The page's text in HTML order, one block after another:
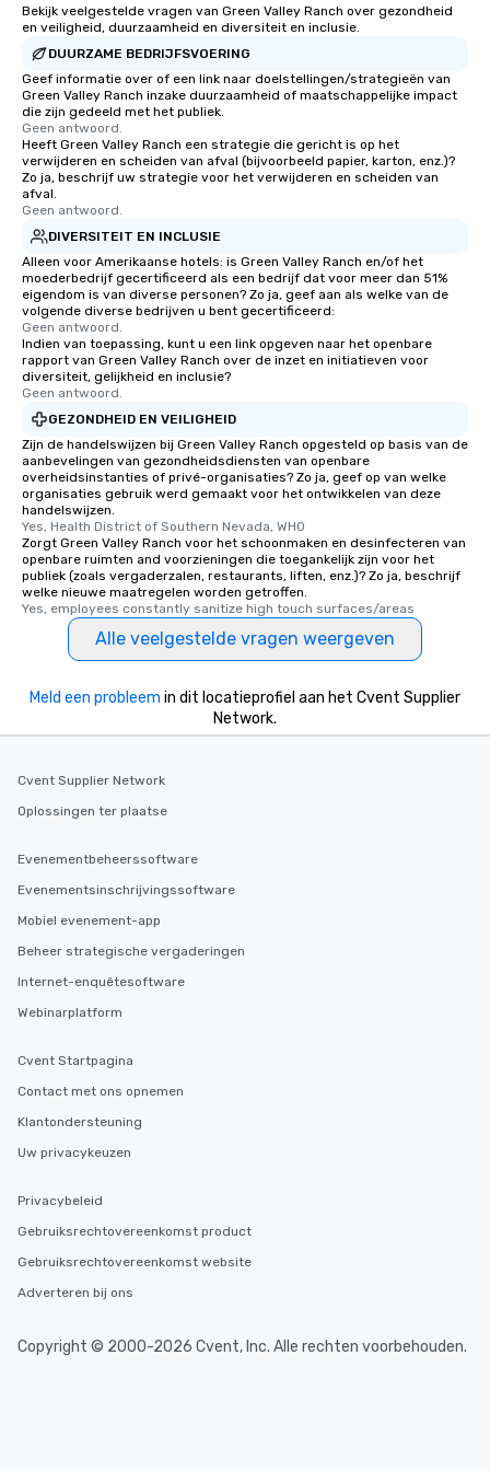
Bekijk veelgestelde vragen van Green Valley Ranch over gezondheid
en veiligheid, duurzaamheid en diversiteit en inclusie.
DUURZAME BEDRIJFSVOERING
Geef informatie over of een link naar doelstellingen/strategieën van
Green Valley Ranch inzake duurzaamheid of maatschappelijke impact
die zijn gedeeld met het publiek.
Geen antwoord.
Heeft Green Valley Ranch een strategie die gericht is op het
verwijderen en scheiden van afval (bijvoorbeeld papier, karton, enz.)?
Zo ja, beschrijf uw strategie voor het verwijderen en scheiden van
afval.
Geen antwoord.
DIVERSITEIT EN INCLUSIE
Alleen voor Amerikaanse hotels: is Green Valley Ranch en/of het
moederbedrijf gecertificeerd als een bedrijf dat voor meer dan 51%
eigendom is van diverse personen? Zo ja, geef aan als welke van de
volgende diverse bedrijven u bent gecertificeerd:
Geen antwoord.
Indien van toepassing, kunt u een link opgeven naar het openbare
rapport van Green Valley Ranch over de inzet en initiatieven voor
diversiteit, gelijkheid en inclusie?
Geen antwoord.
GEZONDHEID EN VEILIGHEID
Zijn de handelswijzen bij Green Valley Ranch opgesteld op basis van de
aanbevelingen van gezondheidsdiensten van openbare
overheidsinstanties of privé-organisaties? Zo ja, geef op van welke
organisaties gebruik werd gemaakt voor het ontwikkelen van deze
handelswijzen.
Yes, Health District of Southern Nevada, WHO
Zorgt Green Valley Ranch voor het schoonmaken en desinfecteren van
openbare ruimten and voorzieningen die toegankelijk zijn voor het
publiek (zoals vergaderzalen, restaurants, liften, enz.)? Zo ja, beschrijf
welke nieuwe maatregelen worden getroffen.
Yes, employees constantly sanitize high touch surfaces/areas
Alle veelgestelde vragen weergeven
Meld een probleem in dit locatieprofiel aan het Cvent Supplier
Network.
Cvent Supplier Network
Oplossingen ter plaatse
Evenementbeheerssoftware
Evenementsinschrijvingssoftware
Mobiel evenement-app
Beheer strategische vergaderingen
Internet-enquêtesoftware
Webinarplatform
Cvent Startpagina
Contact met ons opnemen
Klantondersteuning
Uw privacykeuzen
Privacybeleid
Gebruiksrechtovereenkomst product
Gebruiksrechtovereenkomst website
Adverteren bij ons
Copyright © 2000-2026 Cvent, Inc. Alle rechten voorbehouden.